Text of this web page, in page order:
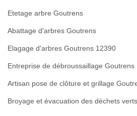
Etetage arbre Goutrens
Abattage d'arbres Goutrens
Elagage d'arbres Goutrens 12390
Entreprise de débroussaillage Goutrens
Artisan pose de clôture et grillage
Broyage et évacuation des déchets